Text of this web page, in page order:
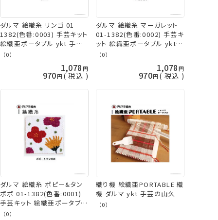
ダルマ 絵織糸 リンゴ 01-
1382(色番:0003) 手芸キット
絵織亜ポータブル ykt 手芸
の山久
（0）
1,078
970 税込
ダルマ 絵織糸 マーガレット
01-1382(色番:0002) 手芸キ
ット 絵織亜ポータブル ykt
手芸の山久
（0）
1,078
970 税込
ダルマ 絵織糸 ポピー&タン
ポポ 01-1382(色番:0001)
手芸キット 絵織亜ポータブル
ykt 手芸の山久
（0）
織り機 絵織亜PORTABLE 織
機 ダルマ ykt 手芸の山久
（0）